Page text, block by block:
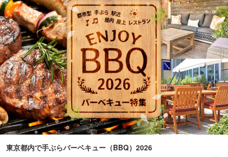
東京都内で手ぶらバーベキュー（BBQ）2026